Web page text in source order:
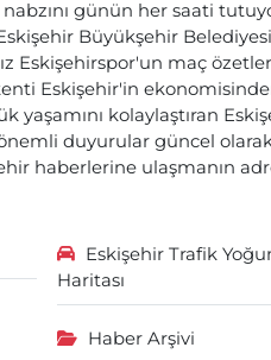
günün her saati
Büyükşehir
Eskişehirspor'un maç
Eskişehir'in
kolaylaştıran
duyurular güncel
haberlerine ulaşmanın
Eskişehir Trafik
Haritası
Haber Arşivi